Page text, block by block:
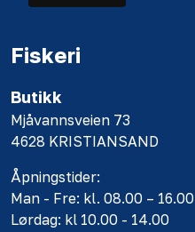
Fiskeri
Butikk
Mjåvannsveien 73
4628 KRISTIANSAND
Åpningstider:
Man - Fre: kl. 08.00 – 16.00
Lørdag: kl 10.00 - 14.00